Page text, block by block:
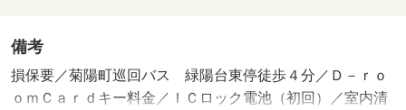
備考
損保要／菊陽町巡回バス 緑陽台東停徒歩４分／Ｄ－ｒｏ
ｏｍＣａｒｄキー料金／ＩＣロック電池（初回）／室内清